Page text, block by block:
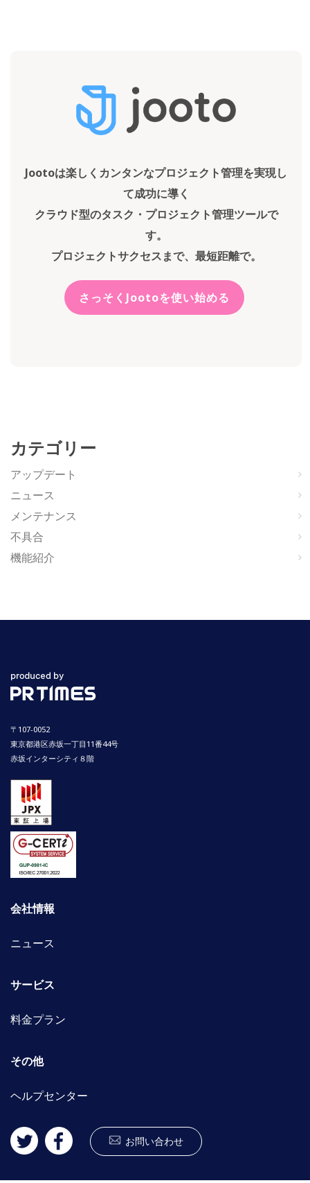
Jootoは楽しくカンタンなプロジェクト管理を実現し
て成功に導く
クラウド型のタスク・プロジェクト管理ツールで
す。
プロジェクトサクセスまで、最短距離で。
さっそくJootoを使い始める
カテゴリー
アップデート
ニュース
メンテナンス
不具合
機能紹介
〒107-0052
東京都港区赤坂一丁目11番44号
赤坂インターシティ８階
会社情報
ニュース
サービス
料金プラン
その他
ヘルプセンター
お問い合わせ